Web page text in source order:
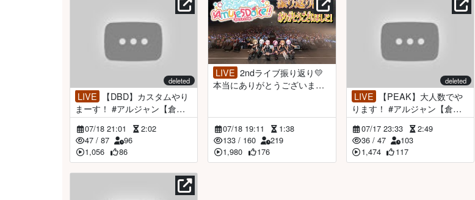
deleted
LIVE
まーす！ #アルジャン【倉持
京子】
07/18 21:01
2:02
47 / 87
96
1,056
86
LIVE 2ndライブ振り返り💛
本当にありがとうございまし
07/18 19:11
1:38
133 / 160
219
1,980
176
deleted
LIVE 【PEAK】大人数でや
ります！ #アルジャン【倉持
京子】
07/17 23:33
2:49
36/ 47
103
1,474
117